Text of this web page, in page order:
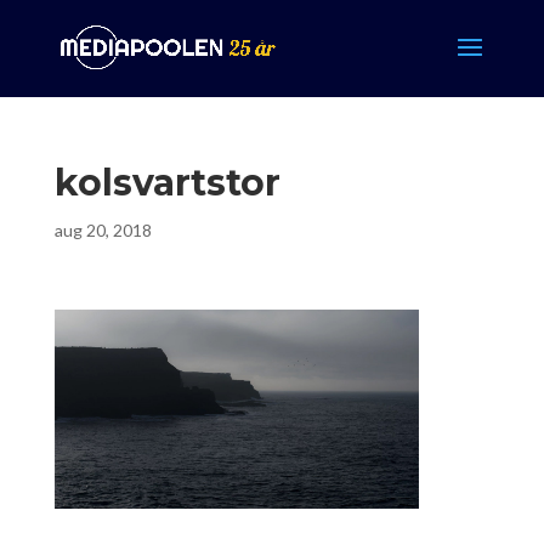
kolsvartstor
aug 20, 2018